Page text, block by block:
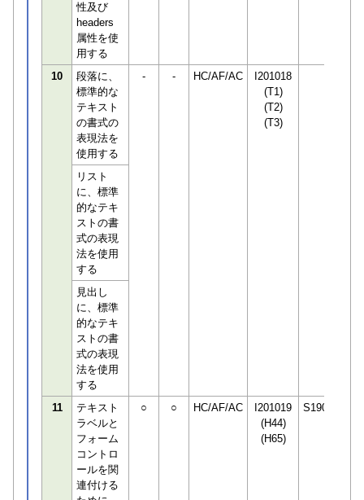
性及び
headers
属性を使
用する
10
段落に、
標準的な
テキスト
の書式の
表現法を
使用する
- - HC/AF/AC
I201018
(T1)
(T2)
(T3)
リスト
に、標準
的なテキ
ストの書
式の表現
法を使用
する
見出し
に、標準
的なテキ
ストの書
式の表現
法を使用
する
11
テキスト
ラベルと
フォーム
コントロ
ールを関
連付ける
○ ○ HC/AF/AC
I201019
(H44)
(H65)
S190498